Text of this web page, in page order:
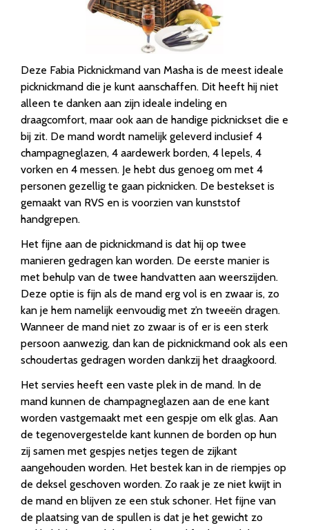
Deze Fabia Picknickmand van Masha is de meest ideale
picknickmand die je kunt aanschaffen. Dit heeft hij niet
alleen te danken aan zijn ideale indeling en
draagcomfort, maar ook aan de handige picknickset die e
bij zit. De mand wordt namelijk geleverd inclusief 4
champagneglazen, 4 aardewerk borden, 4 lepels, 4
vorken en 4 messen. Je hebt dus genoeg om met 4
personen gezellig te gaan picknicken. De bestekset is
gemaakt van RVS en is voorzien van kunststof
handgrepen.
Het fijne aan de picknickmand is dat hij op twee
manieren gedragen kan worden. De eerste manier is
met behulp van de twee handvatten aan weerszijden.
Deze optie is fijn als de mand erg vol is en zwaar is, zo
kan je hem namelijk eenvoudig met z’n tweeën dragen.
Wanneer de mand niet zo zwaar is of er is een sterk
persoon aanwezig, dan kan de picknickmand ook als een
schoudertas gedragen worden dankzij het draagkoord.
Het servies heeft een vaste plek in de mand. In de
mand kunnen de champagneglazen aan de ene kant
worden vastgemaakt met een gespje om elk glas. Aan
de tegenovergestelde kant kunnen de borden op hun
zij samen met gespjes netjes tegen de zijkant
aangehouden worden. Het bestek kan in de riempjes op
de deksel geschoven worden. Zo raak je ze niet kwijt in
de mand en blijven ze een stuk schoner. Het fijne van
de plaatsing van de spullen is dat je het gewicht zo